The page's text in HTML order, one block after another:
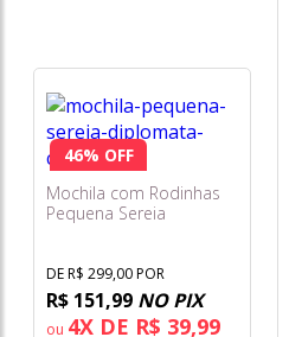
46% OFF
Mochila com Rodinhas
Pequena Sereia
DE R$ 299,00 POR
R$ 151,99 NO PIX
ou 4X DE R$ 39,99